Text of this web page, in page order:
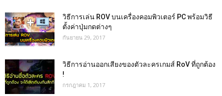
วิธีการเล่น ROV บนเครื่องคอมพิวเตอร์ PC พร้อมวิธี
ตั้งค่าปุ่มกดต่างๆ
กันยายน 29, 2017
วิธีการอ่านออกเสียงของตัวละครเกมส์ RoV ที่ถูกต้อง
!
กรกฎาคม 1, 2017